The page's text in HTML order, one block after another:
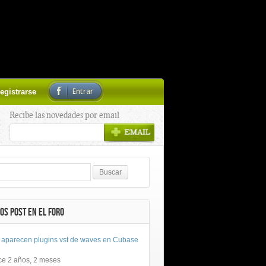
Entrar
Recibe las novedades por email
POST EN EL FORO
aparecen plugins vst de waves en Cubase
2 años, 2 meses